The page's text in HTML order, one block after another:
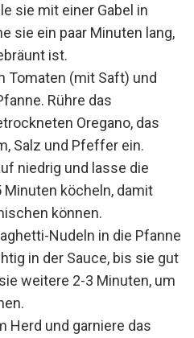
sie mit einer Gabel in
sie ein paar Minuten lang,
ist.
Tomaten (mit Saft) und
Rühre das
Oregano, das
Salz und Pfeffer ein.
niedrig und lasse die
köcheln, damit
können.
Nudeln in die Pfanne
in der Sauce, bis sie gut
weitere 2-3 Minuten, um
Herd und garniere das